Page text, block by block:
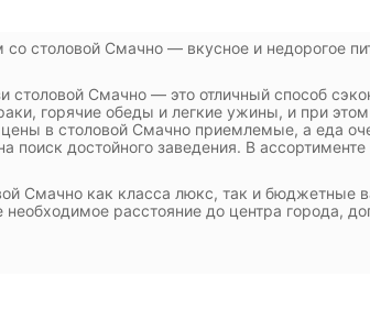
со столовой Смачно — вкусное и недорогое
столовой Смачно — это отличный способ
горячие обеды и легкие ужины, и при этом
в столовой Смачно приемлемые, а еда
поиск достойного заведения. В
Смачно как класса люкс, так и бюджетные
расстояние до центра города,